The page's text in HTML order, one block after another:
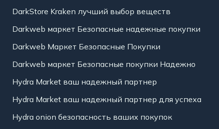
DarkStore Kraken лучший выбор веществ
Darkweb маркет Безопасные надежные покупки
Darkweb Маркет Безопасные Покупки
Darkweb маркет Безопасные покупки Надежно
Hydra Market ваш надежный партнер
Hydra Market ваш надежный партнер для успеха
Hydra onion безопасность ваших покупок